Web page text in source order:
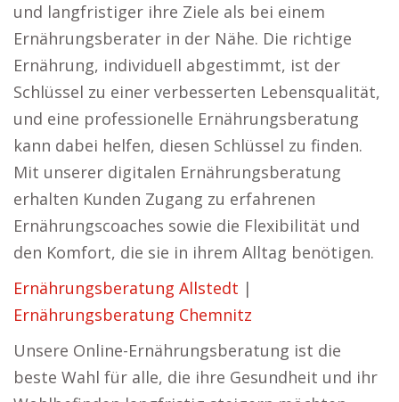
und langfristiger ihre Ziele als bei einem
Ernährungsberater in der Nähe. Die richtige
Ernährung, individuell abgestimmt, ist der
Schlüssel zu einer verbesserten Lebensqualität,
und eine professionelle Ernährungsberatung
kann dabei helfen, diesen Schlüssel zu finden.
Mit unserer digitalen Ernährungsberatung
erhalten Kunden Zugang zu erfahrenen
Ernährungscoaches sowie die Flexibilität und
den Komfort, die sie in ihrem Alltag benötigen.
Ernährungsberatung Allstedt |
Ernährungsberatung Chemnitz
Unsere Online-Ernährungsberatung ist die
beste Wahl für alle, die ihre Gesundheit und ihr